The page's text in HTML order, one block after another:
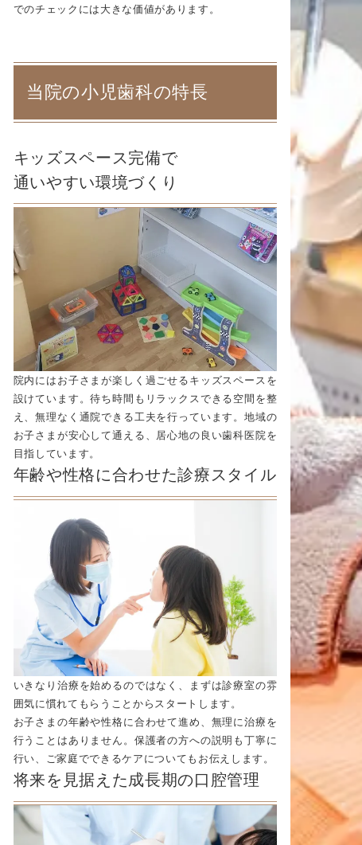
でのチェックには大きな価値があります。
当院の小児歯科の特長
キッズスペース完備で
通いやすい環境づくり
院内にはお子さまが楽しく過ごせるキッズスペースを
設けています。待ち時間もリラックスできる空間を整
え、無理なく通院できる工夫を行っています。地域の
お子さまが安心して通える、居心地の良い歯科医院を
目指しています。
年齢や性格に合わせた診療スタイル
いきなり治療を始めるのではなく、まずは診療室の雰
囲気に慣れてもらうことからスタートします。
お子さまの年齢や性格に合わせて進め、無理に治療を
行うことはありません。保護者の方への説明も丁寧に
行い、ご家庭でできるケアについてもお伝えします。
将来を見据えた成長期の口腔管理